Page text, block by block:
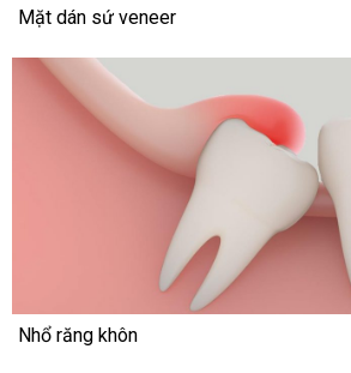
Mặt dán sứ veneer
Nhổ răng khôn